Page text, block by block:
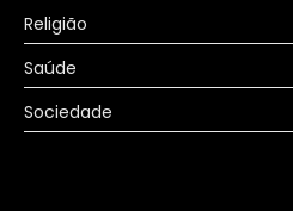
Religião
Saúde
Sociedade